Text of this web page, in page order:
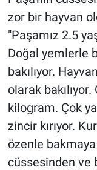
zor bir hayvan
"Paşamız 2.5
Doğal yemlerle
bakılıyor.
olarak bakılıyor.
kilogram. Çok
zincir kırıyor.
özenle
cüssesinden ve